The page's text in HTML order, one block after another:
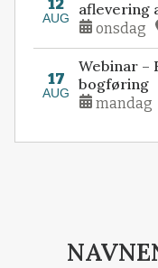
12
AUG
aflevering
onsdag
17
AUG
Webinar –
bogføring
mandag